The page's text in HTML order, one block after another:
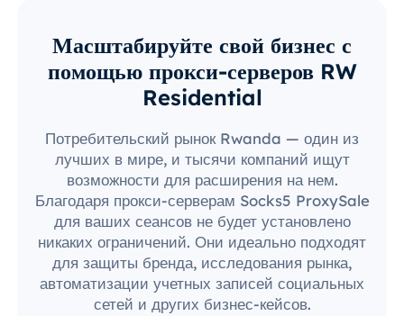
Масштабируйте свой бизнес с
помощью прокси-серверов RW
Residential
Потребительский рынок Rwanda — один из
лучших в мире, и тысячи компаний ищут
возможности для расширения на нем.
Благодаря прокси-серверам Socks5 ProxySale
для ваших сеансов не будет установлено
никаких ограничений. Они идеально подходят
для защиты бренда, исследования рынка,
автоматизации учетных записей социальных
сетей и других бизнес-кейсов.